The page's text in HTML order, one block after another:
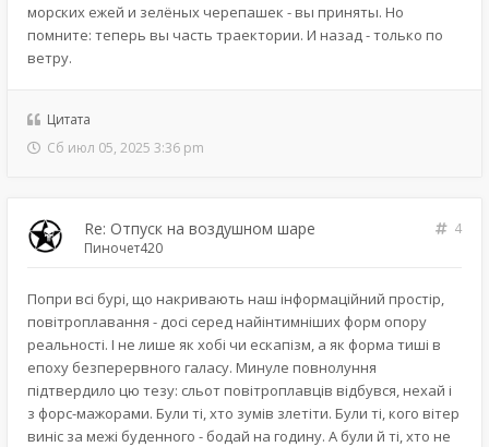
морских ежей и зелёных черепашек - вы приняты. Но
помните: теперь вы часть траектории. И назад - только по
ветру.
Цитата
Сб июл 05, 2025 3:36 pm
Re: Отпуск на воздушном шаре
4
Пиночет420
Попри всі бурі, що накривають наш інформаційний простір,
повітроплавання - досі серед найінтимніших форм опору
реальності. І не лише як хобі чи ескапізм, а як форма тиші в
епоху безперервного галасу. Минуле повнолуння
підтвердило цю тезу: сльот повітроплавців відбувся, нехай і
з форс-мажорами. Були ті, хто зумів злетіти. Були ті, кого вітер
виніс за межі буденного - бодай на годину. А були й ті, хто не